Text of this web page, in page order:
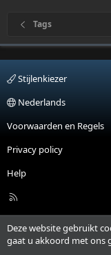
Tags
Stijlenkiezer
Nederlands
Voorwaarden en Regels
Privacy policy
Help
R
Deze website gebruikt
gaat u akkoord met ons